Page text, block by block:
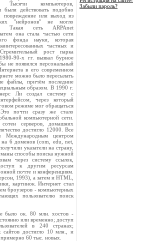
Тысячи компьютеров,
действовать подобно
повреждение или выход из
"нейронов" не могло
Такая сеть ARPAnet
она стала частью сети
фонда науки, которая
частных и
рост парка
90-х гг. вызвал бурное
не появился персональный
в его современном
можно было пересылать
файлы, причём последние
образом. В 1990 г.
Ли создал систему с
через который
режиме мог обращаться
почти сразу же стало
компьютерной сети.
серверов, домашних
достигло 12000. Все
Международным центром
6 доменов (com, edu, net,
указатели на страну,
способы поиска нужной
через систему ссылок,
к другим ресурсам
почте и конференциям.
1993), а затем и HTML,
картинок. Интернет стал
броузеров - компьютерных
пользователю поиск
было ок. 80 млн. хостов -
или временно; доступ
в 240 странах;
сайтов достигло 10 млн., и
60 тыс. новых.
Забыли пароль?